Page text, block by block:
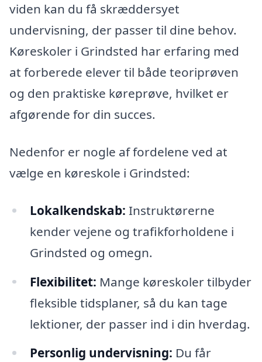
viden kan du få skræddersyet
undervisning, der passer til dine behov.
Køreskoler i Grindsted har erfaring med
at forberede elever til både teoriprøven
og den praktiske køreprøve, hvilket er
afgørende for din succes.
Nedenfor er nogle af fordelene ved at
vælge en køreskole i Grindsted:
Lokalkendskab: Instruktørerne
kender vejene og trafikforholdene i
Grindsted og omegn.
Flexibilitet: Mange køreskoler tilbyder
fleksible tidsplaner, så du kan tage
lektioner, der passer ind i din hverdag.
Personlig undervisning: Du får